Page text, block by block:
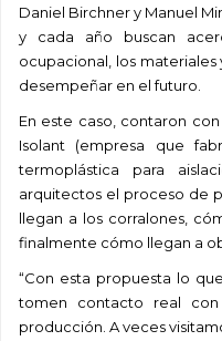
Daniel Birchner y Manuel
y cada año buscan
ocupacional, los materiales
desempeñar en el futuro.
En este caso, contaron
Isolant (empresa que
termoplástica para
arquitectos el proceso de
llegan a los corralones,
finalmente cómo llegan a
“Con esta propuesta lo
tomen contacto real
producción. A veces